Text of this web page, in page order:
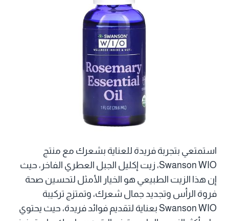
استمتعي بتجربة فريدة للعناية بشعرك مع منتج
Swanson WIO، زيت إكليل الجبل العطري الفاخر، حيث
إن هذا الزيت الطبيعي هو الخيار الأمثل لتحسين صحة
فروة الرأس وتجديد جمال شعرك، وتمتزج تركيبة
Swanson WIO بعناية لتقديم فوائد فريدة، حيث يحتوي